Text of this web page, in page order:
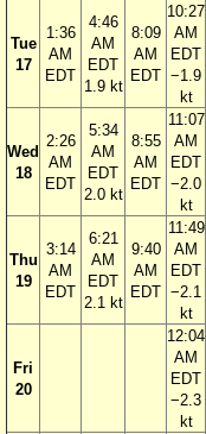
Tue
17
1:36
AM
EDT
4:46
AM
EDT
1.9 kt
8:09
AM
EDT
10:27
AM
EDT
−1.9
kt
Wed
18
2:26
AM
EDT
5:34
AM
EDT
2.0 kt
8:55
AM
EDT
11:07
AM
EDT
−2.0
kt
Thu
19
3:14
AM
EDT
6:21
AM
EDT
2.1 kt
9:40
AM
EDT
11:49
AM
EDT
−2.1
kt
Fri
20
12:04
AM
EDT
−2.3
kt